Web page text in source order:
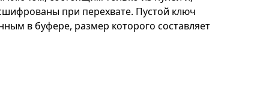
при перехвате. Пустой ключ
в буфере, размер которого составляет